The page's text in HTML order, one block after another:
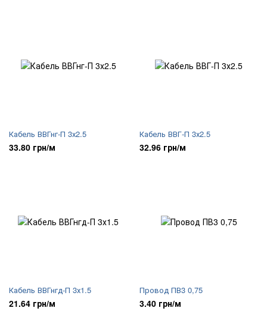
Кабель ВВГнг-П 3х2.5
33.80 грн/м
Кабель ВВГ-П 3х2.5
32.96 грн/м
Кабель ВВГнгд-П 3х1.5
21.64 грн/м
Провод ПВ3 0,75
3.40 грн/м